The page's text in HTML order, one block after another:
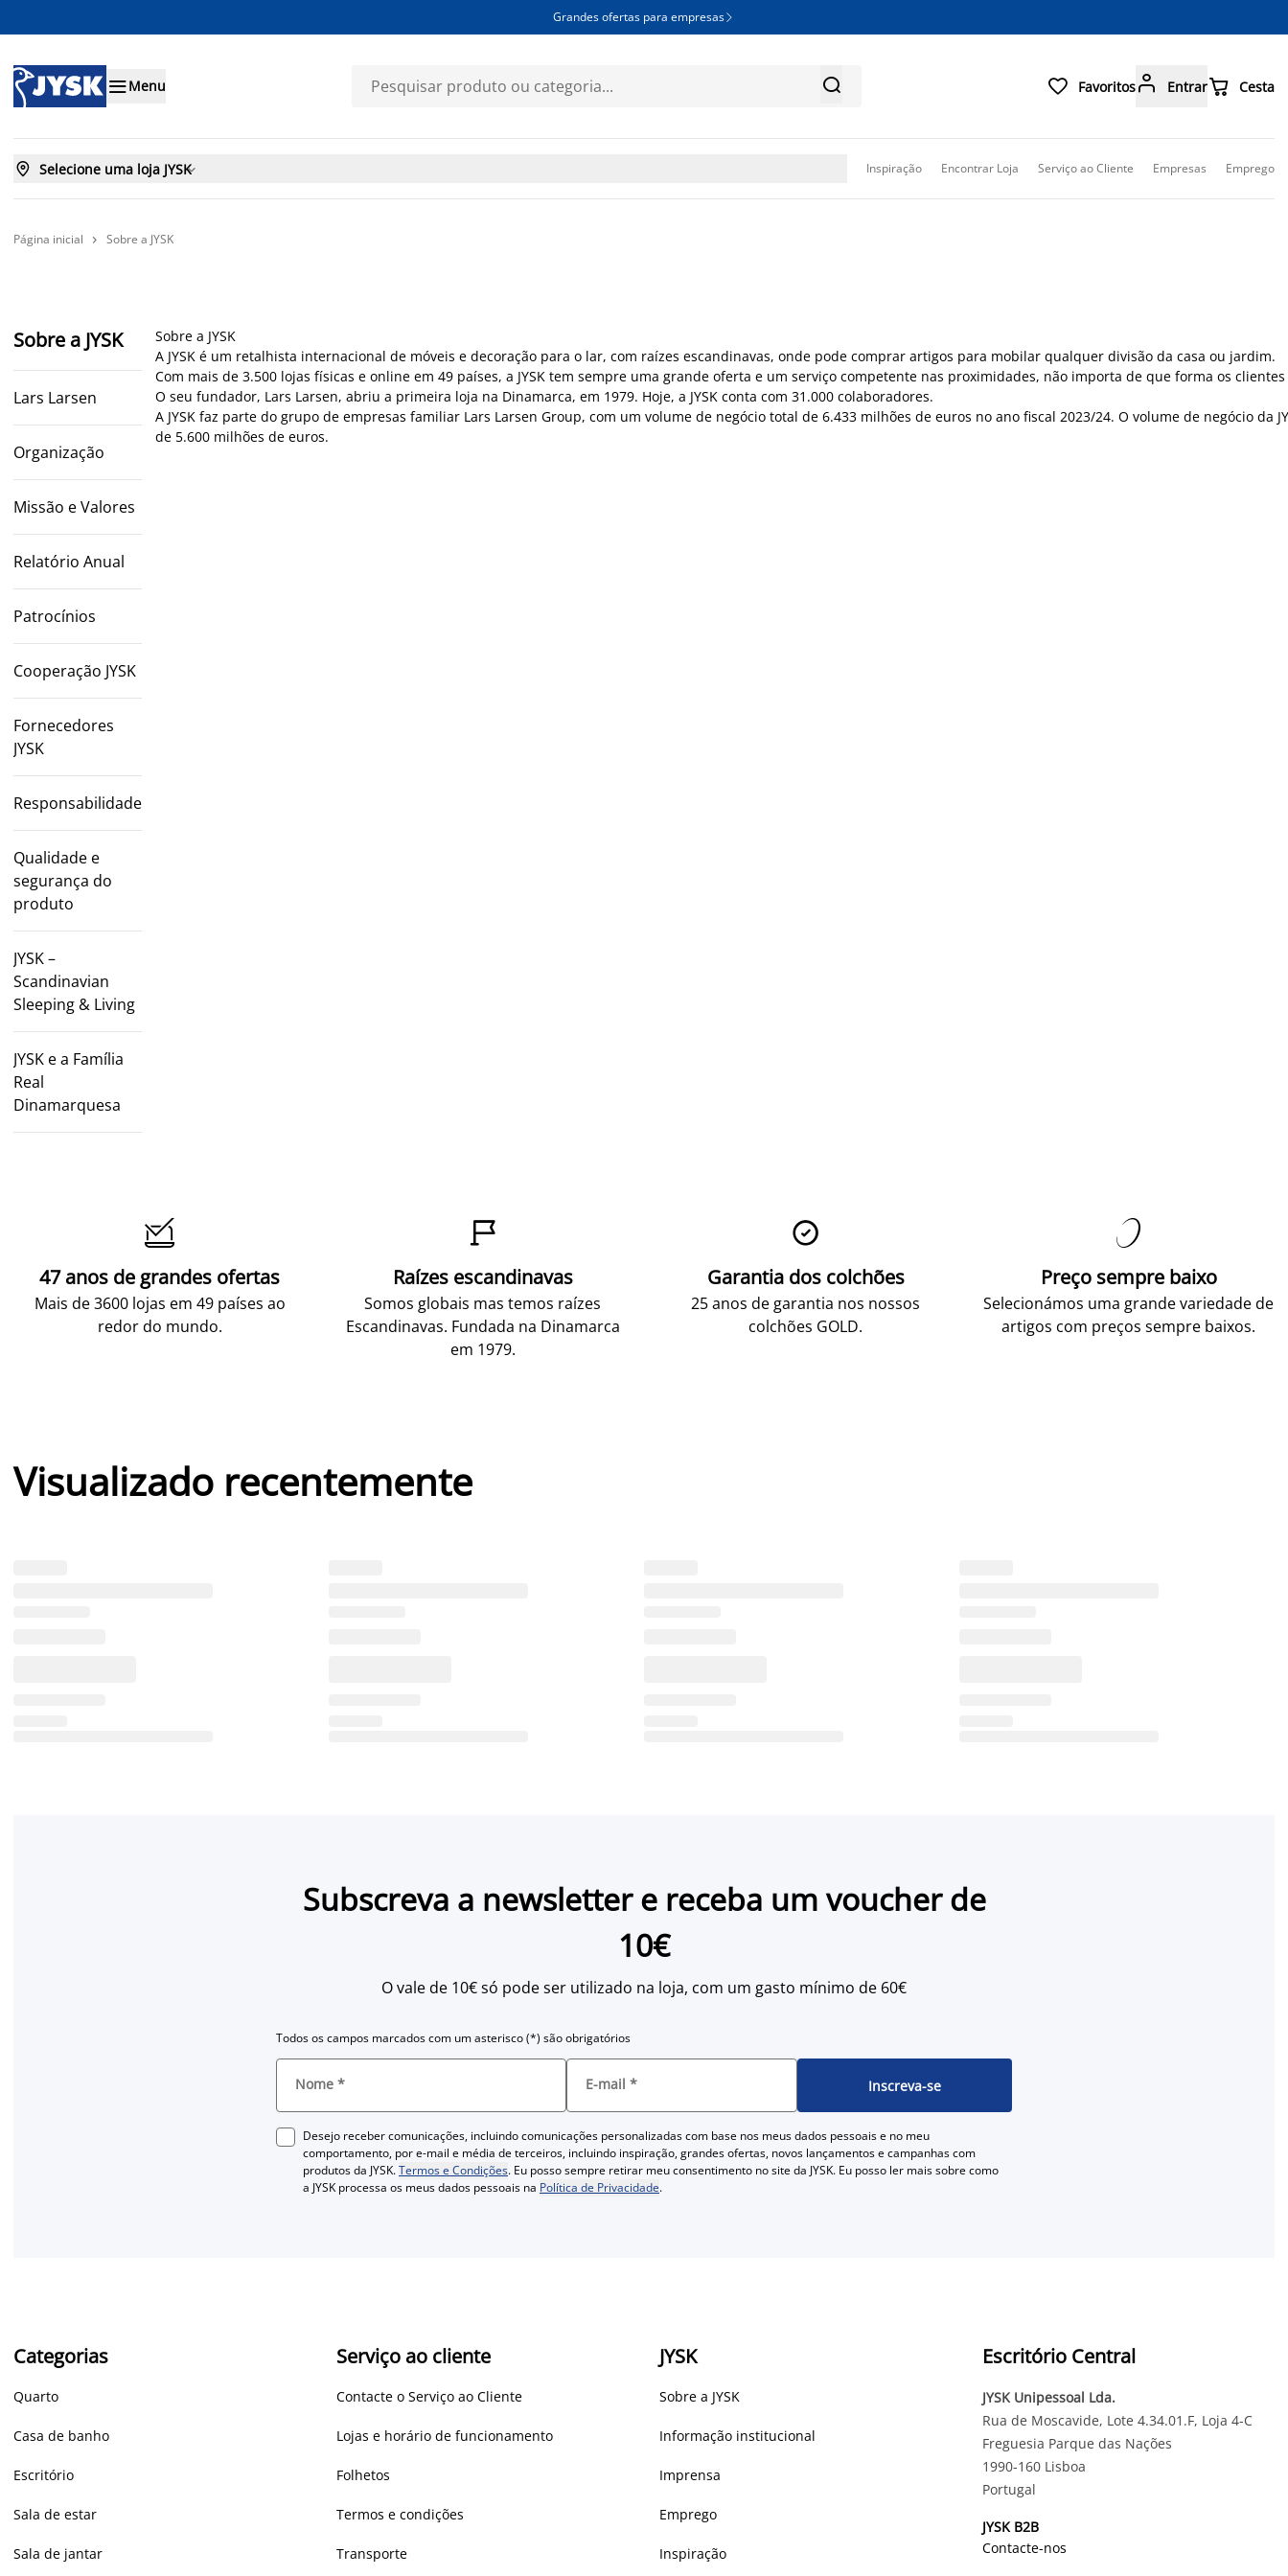
Grandes ofertas para empresas 
Menu   Favoritos Entrar Cesta
 Selecione uma loja JYSK Inspiração Encontrar Loja Serviço ao Cliente Empresas Emprego
Página inicial  Sobre a JYSK
Sobre a JYSK
Lars Larsen
Organização
Missão e Valores
Relatório Anual
Patrocínios
Cooperação JYSK
Fornecedores
JYSK
Responsabilidade
Qualidade e
segurança do
produto
JYSK –
Scandinavian
Sleeping & Living
JYSK e a Família
Real
Dinamarquesa
Sobre a JYSK
A JYSK é um retalhista internacional de móveis e decoração para o lar, com raízes escandinavas, onde pode comprar artigos para mobilar qualquer divisão da casa ou jardim.
Com mais de 3.500 lojas físicas e online em 49 países, a JYSK tem sempre uma grande oferta e um serviço competente nas proximidades, não importa de que forma os
O seu fundador, Lars Larsen, abriu a primeira loja na Dinamarca, em 1979. Hoje, a JYSK conta com 31.000 colaboradores.
A JYSK faz parte do grupo de empresas familiar Lars Larsen Group, com um volume de negócio total de 6.433 milhões de euros no ano fiscal 2023/24. O volume de negócio da
de 5.600 milhões de euros.

47 anos de grandes ofertas
Mais de 3600 lojas em 49 países ao
redor do mundo.

Raízes escandinavas
Somos globais mas temos raízes
Escandinavas. Fundada na Dinamarca
em 1979.

Garantia dos colchões
25 anos de garantia nos nossos
colchões GOLD.

Preço sempre baixo
Selecionámos uma grande variedade de
artigos com preços sempre baixos.
Visualizado recentemente
Subscreva a newsletter e receba um voucher de
10€
O vale de 10€ só pode ser utilizado na loja, com um gasto mínimo de 60€
Todos os campos marcados com um asterisco (*) são obrigatórios
Nome * E-mail * Inscreva-se
Desejo receber comunicações, incluindo comunicações personalizadas com base nos meus dados pessoais e no meu
comportamento, por e-mail e média de terceiros, incluindo inspiração, grandes ofertas, novos lançamentos e campanhas com
produtos da JYSK.Termos e Condições. Eu posso sempre retirar meu consentimento no site da JYSK. Eu posso ler mais sobre como
a JYSK processa os meus dados pessoais na Política de Privacidade.
Categorias
Quarto
Casa de banho
Escritório
Sala de estar
Sala de jantar
Serviço ao cliente
Contacte o Serviço ao Cliente
Lojas e horário de funcionamento
Folhetos
Termos e condições
Transporte
JYSK
Sobre a JYSK
Informação institucional
Imprensa
Emprego
Inspiração
Escritório Central
JYSK Unipessoal Lda.
Rua de Moscavide, Lote 4.34.01.F, Loja 4-C
Freguesia Parque das Nações
1990-160 Lisboa
Portugal
JYSK B2B
Contacte-nos